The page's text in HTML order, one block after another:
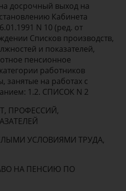
досрочный выход на
Кабинета
N 10 (ред. от
Списков производств,
и показателей,
пенсионное
работников
занятые на работах с
1.2. СПИСОК N 2
ПРОФЕССИЙ,
УСЛОВИЯМИ ТРУДА,
НА ПЕНСИЮ ПО